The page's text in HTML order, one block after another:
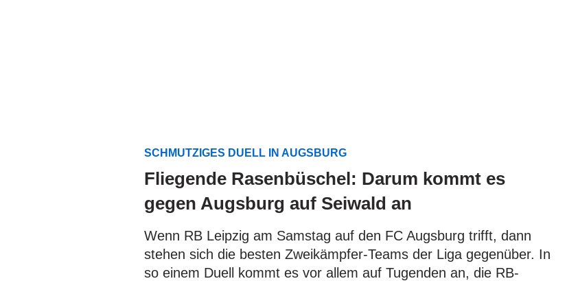
SCHMUTZIGES DUELL IN AUGSBURG
Fliegende Rasenbüschel: Darum kommt es
gegen Augsburg auf Seiwald an
Wenn RB Leipzig am Samstag auf den FC Augsburg trifft, dann
stehen sich die besten Zweikämpfer-Teams der Liga gegenüber. In
so einem Duell kommt es vor allem auf Tugenden an, die RB-